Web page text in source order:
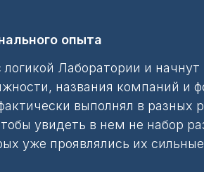
опыта
Лаборатории и
названия компаний и
выполнял в разных
увидеть в нем не набор
уже проявлялись их